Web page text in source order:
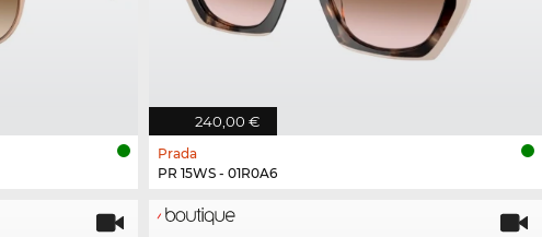
240,00 €
Prada
PR 15WS - 01R0A6